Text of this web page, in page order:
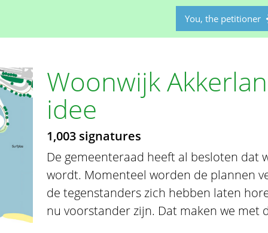
You, the petitioner
Woonwijk
idee
1,003 signatures
De gemeenteraad heeft al besloten dat
wordt. Momenteel worden de plannen
de tegenstanders zich hebben laten
nu voorstander zijn. Dat maken we met